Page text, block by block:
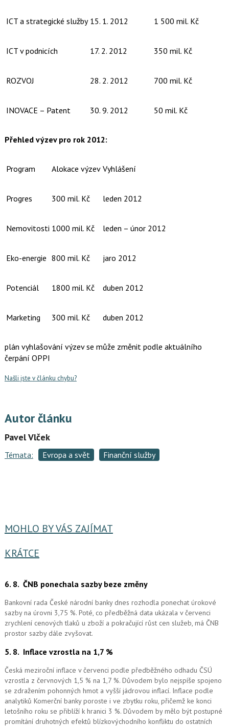
ICT a strategické služby 15. 1. 2012 1 500 mil. Kč
ICT v podnicích 17. 2. 2012 350 mil. Kč
ROZVOJ 28. 2. 2012 700 mil. Kč
INOVACE – Patent 30. 9. 2012 50 mil. Kč
Přehled výzev pro rok 2012:
Program Alokace výzev Vyhlášení
Progres 300 mil. Kč leden 2012
Nemovitosti 1000 mil. Kč leden – únor 2012
Eko-energie 800 mil. Kč jaro 2012
Potenciál 1800 mil. Kč duben 2012
Marketing 300 mil. Kč duben 2012
plán vyhlašování výzev se může změnit podle aktuálního
čerpání OPPI
Našli jste v článku chybu?
Autor článku
Pavel Vlček
Témata: Evropa a svět Finanční služby
MOHLO BY VÁS ZAJÍMAT
KRÁTCE
6. 8. ČNB ponechala sazby beze změny
Bankovní rada České národní banky dnes rozhodla ponechat úrokové
sazby na úrovni 3,75 %. Poté, co předběžná data ukázala v červenci
zrychlení cenových tlaků u zboží a pokračující růst cen služeb, má ČNB
prostor sazby dále zvyšovat.
5. 8. Inflace vzrostla na 1,7 %
Česká meziroční inflace v červenci podle předběžného odhadu ČSÚ
vzrostla z červnových 1,5 % na 1,7 %. Důvodem bylo nejspíše spojeno
se zdražením pohonných hmot a vyšší jádrovou inflací. Inflace podle
analytiků Komerční banky poroste i ve zbytku roku, přičemž ke konci
letošního roku se přiblíží k hranici 3 %. Důvodem by mělo být postupné
promítání druhotných efektů blízkovýchodního konfliktu do ostatních